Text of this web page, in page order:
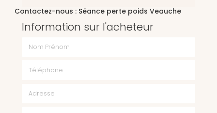
Contactez-nous : Séance perte poids Veauche
Information sur l'acheteur